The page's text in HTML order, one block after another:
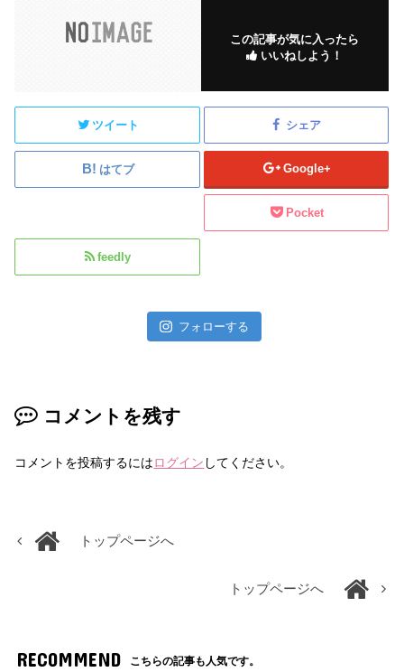
この記事が気に入ったら
いいねしよう！
ツイート シェア
はてブ Google+
Pocket
feedly
フォローする
コメントを残す
コメントを投稿するにはログイン してください。
トップページへ
トップページへ
RECOMMEND こちらの記事も人気です。